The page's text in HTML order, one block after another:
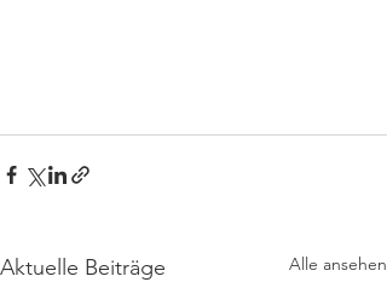
Aktuelle Beiträge Alle ansehen